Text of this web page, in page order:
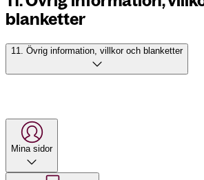
blanketter
11. Övrig information, villkor och blanketter
Mina sidor